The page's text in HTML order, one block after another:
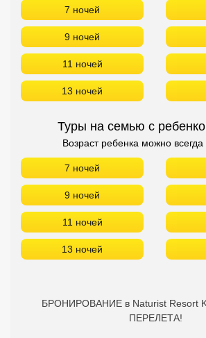
7 ночей
9 ночей
11 ночей
13 ночей
Туры на семью с
Возраст ребенка можно всегда
7 ночей
9 ночей
11 ночей
13 ночей
БРОНИРОВАНИЕ в Naturist Resort
ПЕРЕЛЕТА!